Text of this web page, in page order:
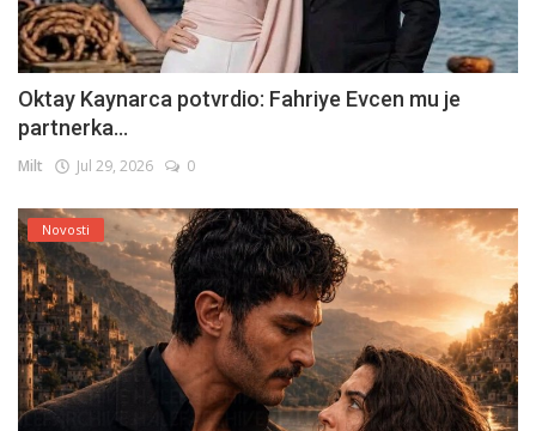
Oktay Kaynarca potvrdio: Fahriye Evcen mu je
partnerka...
Milt Jul 29, 2026 0
Novosti